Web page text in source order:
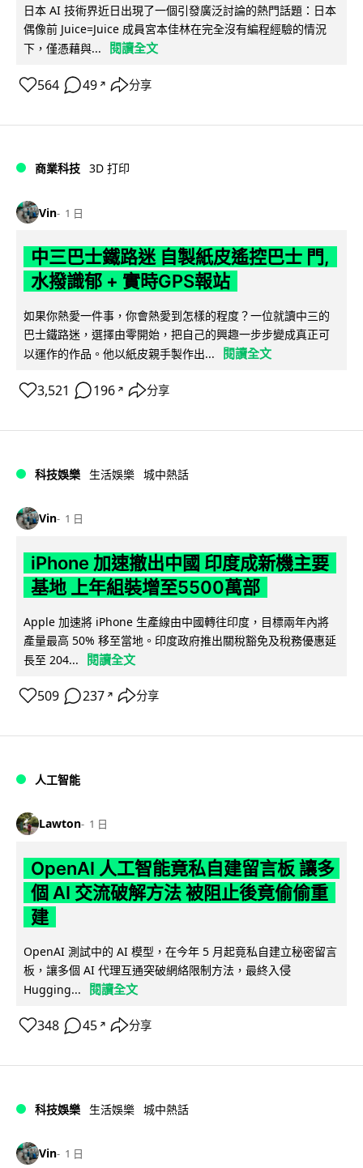
日本 AI 技術界近日出現了一個引發廣泛討論的熱門話題：日本
偶像前 Juice=Juice 成員宮本佳林在完全沒有編程經驗的情況
下，僅憑藉與...
閱讀全文
564 49 ↗ 分享
商業科技 3D 打印
Vin 1 日
中三巴士鐵路迷 自製紙皮遙控巴士 門,
水撥識郁 + 實時GPS報站
如果你熱愛一件事，你會熱愛到怎樣的程度？一位就讀中三的
巴士鐵路迷，選擇由零開始，把自己的興趣一步步變成真正可
以運作的作品。他以紙皮親手製作出...
閱讀全文
3,521 196 ↗ 分享
科技娛樂 生活娛樂 城中熱話
Vin 1 日
iPhone 加速撤出中國 印度成新機主要
基地 上年組裝增至5500萬部
Apple 加速將 iPhone 生產線由中國轉往印度，目標兩年內將
產量最高 50% 移至當地。印度政府推出關稅豁免及稅務優惠延
長至 204...
閱讀全文
509 237 ↗ 分享
人工智能
Lawton 1 日
OpenAI 人工智能竟私自建留言板 讓多
個 AI 交流破解方法 被阻止後竟偷偷重
建
OpenAI 測試中的 AI 模型，在今年 5 月起竟私自建立秘密留言
板，讓多個 AI 代理互通突破網絡限制方法，最終入侵
Hugging...
閱讀全文
348 45 ↗ 分享
科技娛樂 生活娛樂 城中熱話
Vin 1 日